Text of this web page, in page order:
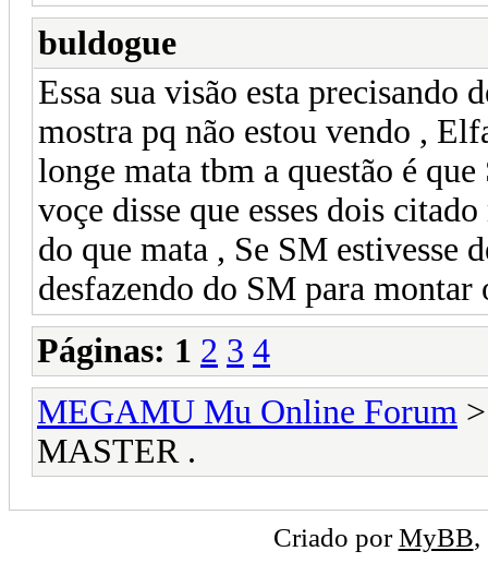
buldogue
Essa sua visão esta precisando
mostra pq não estou vendo ,
longe mata tbm a questão é
voçe disse que esses dois
do que mata , Se SM estivesse
desfazendo do SM para montar
Páginas: 1 2 3 4
MEGAMU Mu Online Forum
MASTER .
Criado porMyBB,